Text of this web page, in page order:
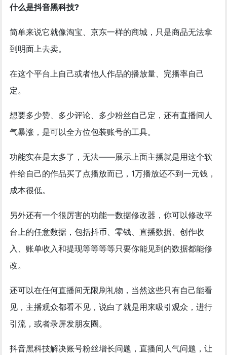
什么是抖音黑科技?
简单来说它就像淘宝、京东一样的商城，只是商品无法拿
到明面上去卖。
在这个平台上自己或者他人作品的播放量、完播率自己
定。
想要多少赞、多少评论、多少粉丝自己定，还有直播间人
气暴涨，是可以全方位包装账号的工具。
功能实在是太多了，无法——展示上面主播就是用这个软
件给自己的作品买了点播放而已，1万播放还不到一元钱，
成本很低。
另外还有一个很厉害的功能一数据修改器，你可以修改平
台上的任意数据，包括抖币、零钱、直播数据、创作收
入、账单收入和提现等等等等只要你能见到的数据都能修
改。
还可以在任何直播间无限刷礼物，当然这些只有自己能看
见，主播观众都看不见，说白了就是用来吸引观众，进行
引流，或者录屏发朋友圈。
抖音黑科技解决账号粉丝增长问题，直播间人气问题，让